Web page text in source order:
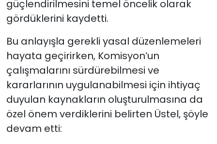
güçlendirilmesini temel öncelik olarak
gördüklerini kaydetti.
Bu anlayışla gerekli yasal düzenlemeleri
hayata geçirirken, Komisyon’un
çalışmalarını sürdürebilmesi ve
kararlarının uygulanabilmesi için ihtiyaç
duyulan kaynakların oluşturulmasına da
özel önem verdiklerini belirten Üstel, şöyle
devam etti: